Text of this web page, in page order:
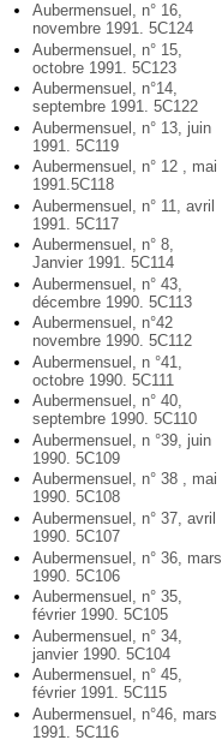
Aubermensuel, n° 16,
novembre 1991. 5C124
Aubermensuel, n° 15,
octobre 1991. 5C123
Aubermensuel, n°14,
septembre 1991. 5C122
Aubermensuel, n° 13, juin
1991. 5C119
Aubermensuel, n° 12 , mai
1991.5C118
Aubermensuel, n° 11, avril
1991. 5C117
Aubermensuel, n° 8,
Janvier 1991. 5C114
Aubermensuel, n° 43,
décembre 1990. 5C113
Aubermensuel, n°42
novembre 1990. 5C112
Aubermensuel, n °41,
octobre 1990. 5C111
Aubermensuel, n° 40,
septembre 1990. 5C110
Aubermensuel, n °39, juin
1990. 5C109
Aubermensuel, n° 38 , mai
1990. 5C108
Aubermensuel, n° 37, avril
1990. 5C107
Aubermensuel, n° 36, mars
1990. 5C106
Aubermensuel, n° 35,
février 1990. 5C105
Aubermensuel, n° 34,
janvier 1990. 5C104
Aubermensuel, n° 45,
février 1991. 5C115
Aubermensuel, n°46, mars
1991. 5C116